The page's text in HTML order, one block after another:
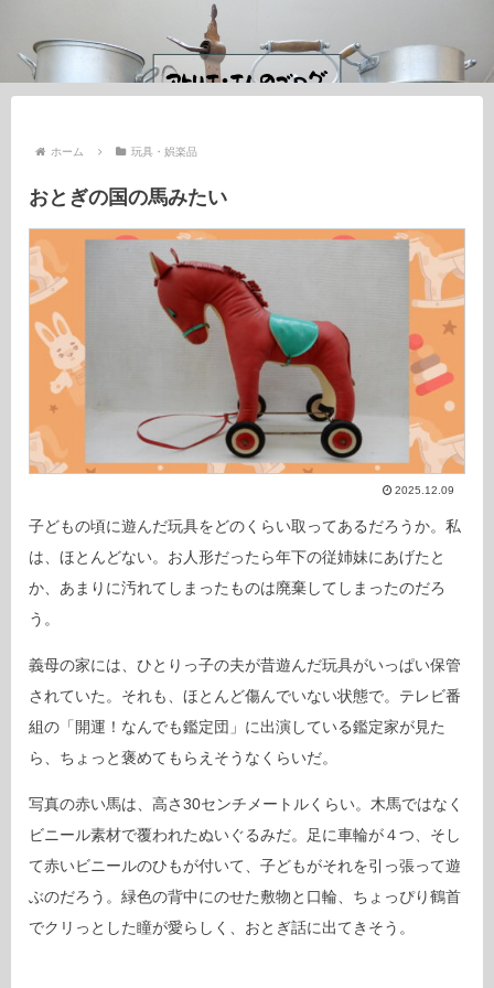
ホーム 玩具・娯楽品
おとぎの国の馬みたい
2025.12.09
子どもの頃に遊んだ玩具をどのくらい取ってあるだろうか。私
は、ほとんどない。お人形だったら年下の従姉妹にあげたと
か、あまりに汚れてしまったものは廃棄してしまったのだろ
う。
義母の家には、ひとりっ子の夫が昔遊んだ玩具がいっぱい保管
されていた。それも、ほとんど傷んでいない状態で。テレビ番
組の「開運！なんでも鑑定団」に出演している鑑定家が見た
ら、ちょっと褒めてもらえそうなくらいだ。
写真の赤い馬は、高さ30センチメートルくらい。木馬ではなく
ビニール素材で覆われたぬいぐるみだ。足に車輪が４つ、そし
て赤いビニールのひもが付いて、子どもがそれを引っ張って遊
ぶのだろう。緑色の背中にのせた敷物と口輪、ちょっぴり鶴首
でクリっとした瞳が愛らしく、おとぎ話に出てきそう。